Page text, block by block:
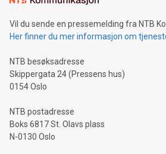
Vil du sende en pressemelding fra NTB
Her finner du mer informasjon om
NTB besøksadresse
Skippergata 24 (Pressens hus)
0154 Oslo
NTB postadresse
Boks 6817 St. Olavs plass
N-0130 Oslo